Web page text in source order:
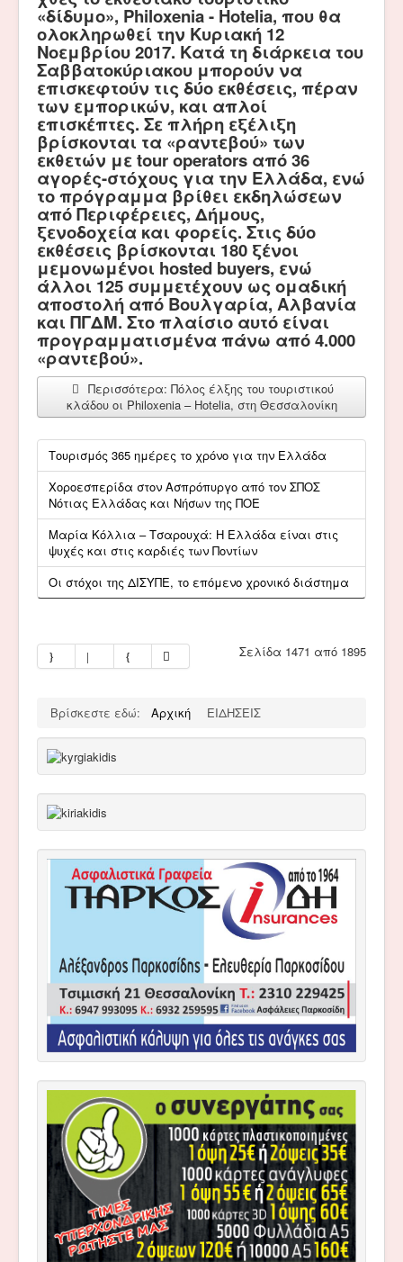
«δίδυμο», Philoxenia - Hotelia, που θα
ολοκληρωθεί την Κυριακή 12
Νοεμβρίου 2017. Κατά τη διάρκεια του
Σαββατοκύριακου μπορούν να
επισκεφτούν τις δύο εκθέσεις, πέραν
των εμπορικών, και απλοί
επισκέπτες. Σε πλήρη εξέλιξη
βρίσκονται τα «ραντεβού» των
εκθετών με tour operators από 36
αγορές-στόχους για την Ελλάδα, ενώ
το πρόγραμμα βρίθει εκδηλώσεων
από Περιφέρειες, Δήμους,
ξενοδοχεία και φορείς. Στις δύο
εκθέσεις βρίσκονται 180 ξένοι
μεμονωμένοι hosted buyers, ενώ
άλλοι 125 συμμετέχουν ως ομαδική
αποστολή από Βουλγαρία, Αλβανία
και ΠΓΔΜ. Στο πλαίσιο αυτό είναι
προγραμματισμένα πάνω από 4.000
«ραντεβού».
Περισσότερα: Πόλος έλξης του τουριστικού
κλάδου οι Philoxenia – Hotelia, στη Θεσσαλονίκη
Τουρισμός 365 ημέρες το χρόνο για την Ελλάδα
Χοροεσπερίδα στον Ασπρόπυργο από τον ΣΠΟΣ
Νότιας Ελλάδας και Νήσων της ΠΟΕ
Μαρία Κόλλια – Τσαρουχά: Η Ελλάδα είναι στις
ψυχές και στις καρδιές των Ποντίων
Οι στόχοι της ΔΙΣΥΠΕ, το επόμενο χρονικό διάστημα
Σελίδα 1471 από 1895
Βρίσκεστε εδώ: Αρχική ΕΙΔΗΣΕΙΣ